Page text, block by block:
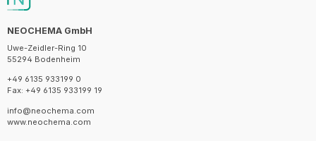
NEOCHEMA GmbH
Uwe-Zeidler-Ring 10
55294 Bodenheim
+49 6135 933199 0
Fax: +49 6135 933199 19
info@neochema.com
www.neochema.com